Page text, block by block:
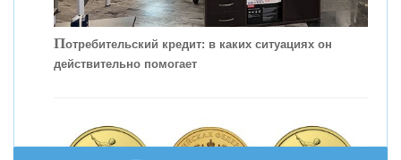
Потребительский кредит: в каких ситуациях он
действительно помогает